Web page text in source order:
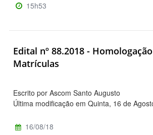
15h53
Edital nº 88.2018 -
Matrículas
Escrito por Ascom Santo Augusto
Última modificação em Quinta, 16 de
16/08/18